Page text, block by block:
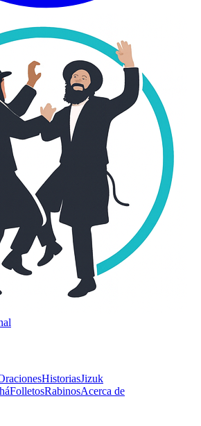
HistoriasJizuk
FolletosRabinosAcerca de